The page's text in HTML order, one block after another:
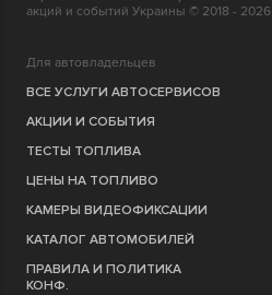
акций и событий Украины © 2018 - 2026
Для автовладельцев
ВСЕ УСЛУГИ АВТОСЕРВИСОВ
АКЦИИ И СОБЫТИЯ
ТЕСТЫ ТОПЛИВА
ЦЕНЫ НА ТОПЛИВО
КАМЕРЫ ВИДЕОФИКСАЦИИ
КАТАЛОГ АВТОМОБИЛЕЙ
ПРАВИЛА И ПОЛИТИКА
КОНФ.